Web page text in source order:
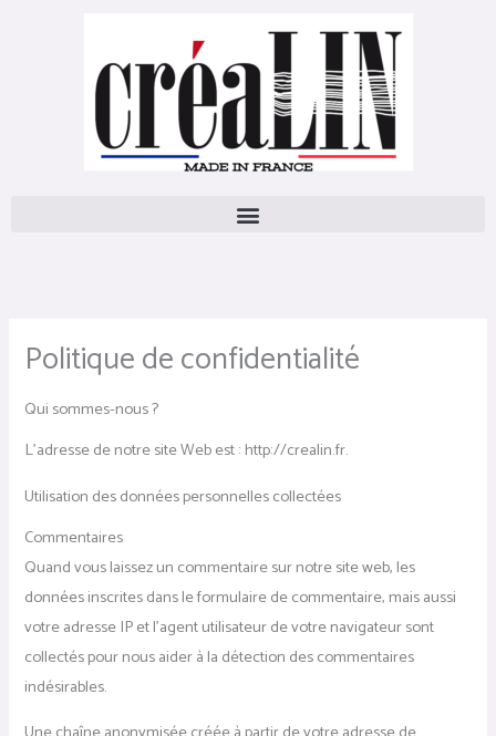
Politique de confidentialité
Qui sommes-nous ?
L’adresse de notre site Web est : http://crealin.fr.
Utilisation des données personnelles collectées
Commentaires
Quand vous laissez un commentaire sur notre site web, les
données inscrites dans le formulaire de commentaire, mais aussi
votre adresse IP et l’agent utilisateur de votre navigateur sont
collectés pour nous aider à la détection des commentaires
indésirables.